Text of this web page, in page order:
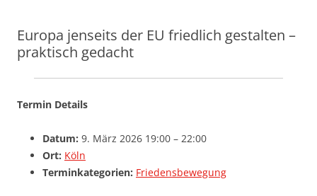
Europa jenseits der EU friedlich gestalten –
praktisch gedacht
Termin Details
Datum: 9. März 2026 19:00 – 22:00
Ort: Köln
Terminkategorien: Friedensbewegung